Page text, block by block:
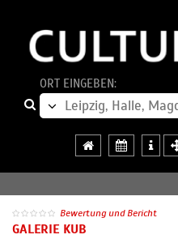
ORT EINGEBEN:
Bewertung und Bericht
GALERIE KUB